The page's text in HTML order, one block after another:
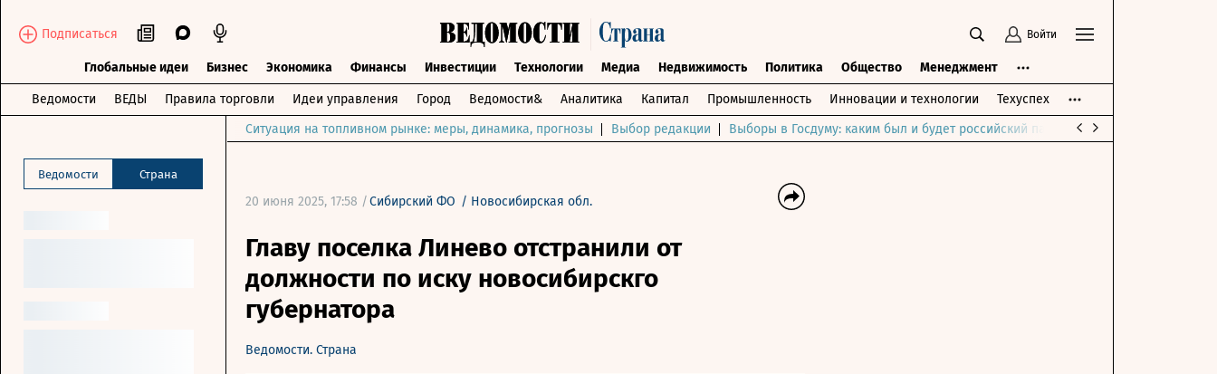
Подписаться Войти
Глобальные идеи Бизнес Экономика Финансы Инвестиции Технологии Медиа Недвижимость Политика Общество Менеджмент
Ведомости ВЕДЫ Правила торговли Идеи управления Город Ведомости& Аналитика Капитал Промышленность Инновации и технологии Техуспех
Ведомости Страна
Ситуация на топливном рынке: меры, динамика, прогнозы Выбор редакции Выборы в Госдуму: каким был и будет российский парламент
20 июня 2025, 17:58 /Сибирский ФО / Новосибирская обл.
Главу поселка Линево отстранили от
должности по иску новосибирскго
губернатора
Ведомости. Страна